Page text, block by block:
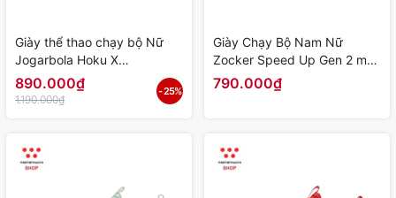
Giày thể thao chạy bộ Nữ
Jogarbola Hoku X
"Black/Purple" JG-HOKU-05
- Hàng Chính Hãng
890.000₫
1.190.000₫
- 25%
Giày Chạy Bộ Nam Nữ
Zocker Speed Up Gen 2 màu
"Hồng" Z-SU-G2-07 - Hàng
Chính Hãng
790.000₫